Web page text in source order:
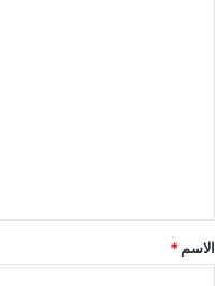
*
الاسم *